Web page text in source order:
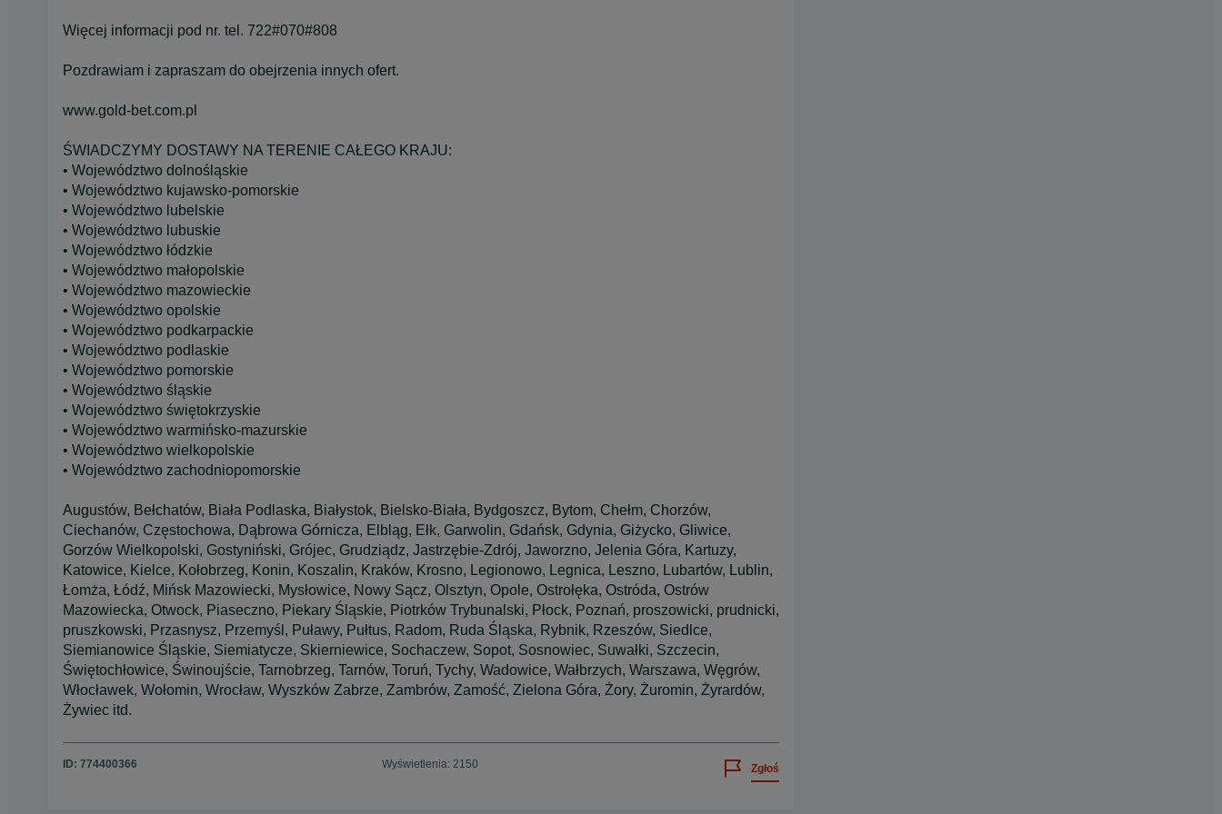
Więcej informacji pod nr. tel. 722#070#808
Pozdrawiam i zapraszam do obejrzenia innych ofert.
www.gold-bet.com.pl
ŚWIADCZYMY DOSTAWY NA TERENIE CAŁEGO KRAJU:
• Województwo dolnośląskie
• Województwo kujawsko-pomorskie
• Województwo lubelskie
• Województwo lubuskie
• Województwo łódzkie
• Województwo małopolskie
• Województwo mazowieckie
• Województwo opolskie
• Województwo podkarpackie
• Województwo podlaskie
• Województwo pomorskie
• Województwo śląskie
• Województwo świętokrzyskie
• Województwo warmińsko-mazurskie
• Województwo wielkopolskie
• Województwo zachodniopomorskie
Augustów, Bełchatów, Biała Podlaska, Białystok, Bielsko-Biała, Bydgoszcz, Bytom, Chełm, Chorzów,
Ciechanów, Częstochowa, Dąbrowa Górnicza, Elbląg, Ełk, Garwolin, Gdańsk, Gdynia, Giżycko, Gliwice,
Gorzów Wielkopolski, Gostyniński, Grójec, Grudziądz, Jastrzębie-Zdrój, Jaworzno, Jelenia Góra, Kartuzy,
Katowice, Kielce, Kołobrzeg, Konin, Koszalin, Kraków, Krosno, Legionowo, Legnica, Leszno, Lubartów, Lublin,
Łomża, Łódź, Mińsk Mazowiecki, Mysłowice, Nowy Sącz, Olsztyn, Opole, Ostrołęka, Ostróda, Ostrów
Mazowiecka, Otwock, Piaseczno, Piekary Śląskie, Piotrków Trybunalski, Płock, Poznań, proszowicki, prudnicki,
pruszkowski, Przasnysz, Przemyśl, Puławy, Pułtus, Radom, Ruda Śląska, Rybnik, Rzeszów, Siedlce,
Siemianowice Śląskie, Siemiatycze, Skierniewice, Sochaczew, Sopot, Sosnowiec, Suwałki, Szczecin,
Świętochłowice, Świnoujście, Tarnobrzeg, Tarnów, Toruń, Tychy, Wadowice, Wałbrzych, Warszawa, Węgrów,
Włocławek, Wołomin, Wrocław, Wyszków Zabrze, Zambrów, Zamość, Zielona Góra, Żory, Żuromin, Żyrardów,
Żywiec itd.
ID: 774400366 Wyświetlenia: 2150 Zgłoś